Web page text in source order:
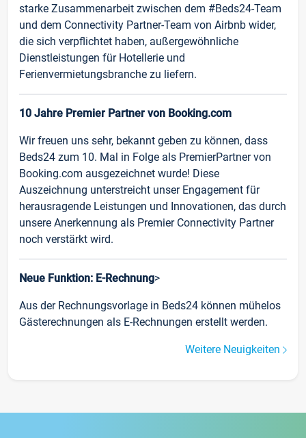
starke Zusammenarbeit zwischen dem #Beds24-Team
und dem Connectivity Partner-Team von Airbnb wider,
die sich verpflichtet haben, außergewöhnliche
Dienstleistungen für Hotellerie und
Ferienvermietungsbranche zu liefern.
10 Jahre Premier Partner von Booking.com
Wir freuen uns sehr, bekannt geben zu können, dass
Beds24 zum 10. Mal in Folge als PremierPartner von
Booking.com ausgezeichnet wurde! Diese
Auszeichnung unterstreicht unser Engagement für
herausragende Leistungen und Innovationen, das durch
unsere Anerkennung als Premier Connectivity Partner
noch verstärkt wird.
Neue Funktion: E-Rechnung>
Aus der Rechnungsvorlage in Beds24 können mühelos
Gästerechnungen als E-Rechnungen erstellt werden.
Weitere Neuigkeiten